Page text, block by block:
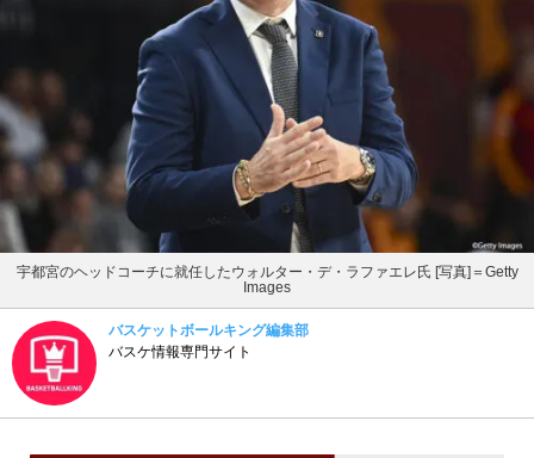
宇都宮のヘッドコーチに就任したウォルター・デ・ラファエレ氏 [写真]＝Getty
Images
バスケットボールキング編集部
バスケ情報専門サイト